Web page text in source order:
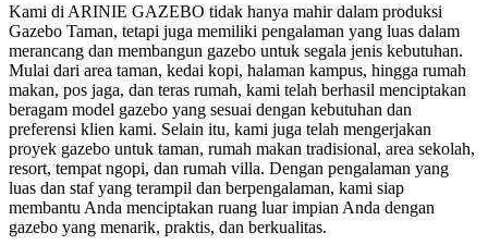
Kami di ARINIE GAZEBO tidak hanya mahir dalam produksi
Gazebo Taman, tetapi juga memiliki pengalaman yang luas dalam
merancang dan membangun gazebo untuk segala jenis kebutuhan.
Mulai dari area taman, kedai kopi, halaman kampus, hingga rumah
makan, pos jaga, dan teras rumah, kami telah berhasil menciptakan
beragam model gazebo yang sesuai dengan kebutuhan dan
preferensi klien kami. Selain itu, kami juga telah mengerjakan
proyek gazebo untuk taman, rumah makan tradisional, area sekolah,
resort, tempat ngopi, dan rumah villa. Dengan pengalaman yang
luas dan staf yang terampil dan berpengalaman, kami siap
membantu Anda menciptakan ruang luar impian Anda dengan
gazebo yang menarik, praktis, dan berkualitas.